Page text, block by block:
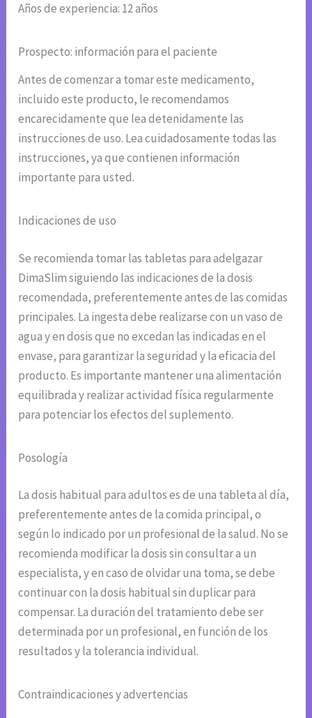
Años de experiencia: 12 años
Prospecto: información para el paciente
Antes de comenzar a tomar este medicamento,
incluido este producto, le recomendamos
encarecidamente que lea detenidamente las
instrucciones de uso. Lea cuidadosamente todas las
instrucciones, ya que contienen información
importante para usted.
Indicaciones de uso
Se recomienda tomar las tabletas para adelgazar
DimaSlim siguiendo las indicaciones de la dosis
recomendada, preferentemente antes de las comidas
principales. La ingesta debe realizarse con un vaso de
agua y en dosis que no excedan las indicadas en el
envase, para garantizar la seguridad y la eficacia del
producto. Es importante mantener una alimentación
equilibrada y realizar actividad física regularmente
para potenciar los efectos del suplemento.
Posología
La dosis habitual para adultos es de una tableta al día,
preferentemente antes de la comida principal, o
según lo indicado por un profesional de la salud. No se
recomienda modificar la dosis sin consultar a un
especialista, y en caso de olvidar una toma, se debe
continuar con la dosis habitual sin duplicar para
compensar. La duración del tratamiento debe ser
determinada por un profesional, en función de los
resultados y la tolerancia individual.
Contraindicaciones y advertencias